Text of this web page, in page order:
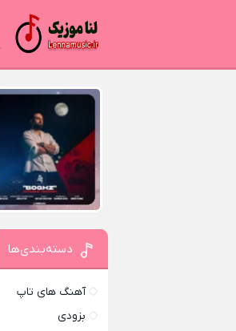
دسته‌بندی‌ها
آهنگ های تاپ
بزودی